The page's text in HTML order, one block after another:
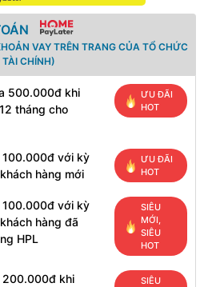
VAY TRÊN TRANG CỦA TỔ CHỨC
TÀI CHÍNH)
500.000đ khi
tháng cho
ƯU ĐÃI
HOT
100.000đ với kỳ
hàng mới
ƯU ĐÃI
HOT
100.000đ với kỳ
hàng đã
HPL
SIÊU
MỚI,
SIÊU
HOT
200.000đ khi
SIÊU